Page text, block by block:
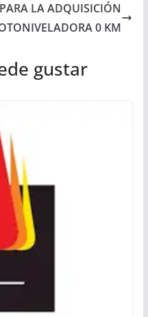
LA ADQUISICIÓN
0 KM
gustar